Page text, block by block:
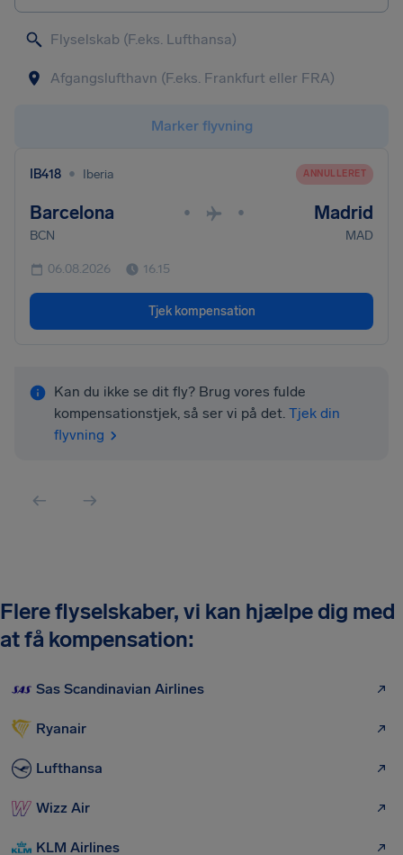
Marker flyvning
IB418 • Iberia ANNULLERET
Barcelona • • Madrid
BCN MAD
06.08.2026 16.15
Tjek kompensation
Kan du ikke se dit fly? Brug vores fulde
kompensationstjek, så ser vi på det. Tjek din
flyvning
Flere flyselskaber, vi kan hjælpe dig med
at få kompensation:
Sas Scandinavian Airlines
Ryanair
Lufthansa
Wizz Air
KLM Airlines